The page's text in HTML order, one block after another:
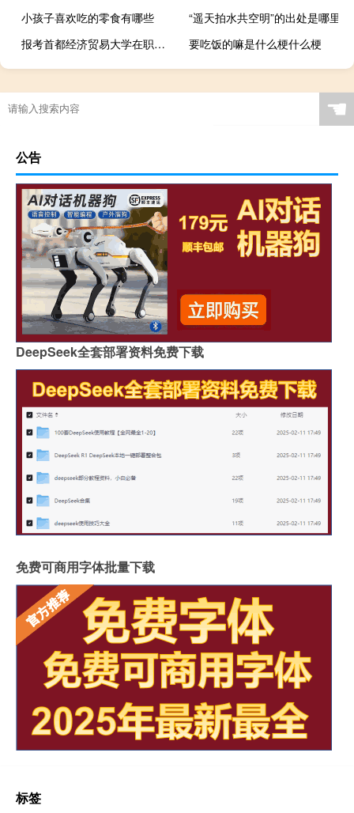
小孩子喜欢吃的零食有哪些
“遥天拍水共空明”的出处是哪里
报考首都经济贸易大学在职课程培训班学习期间能请假吗
要吃饭的嘛是什么梗什么梗
☚
公告
DeepSeek全套部署资料免费下载
免费可商用字体批量下载
标签